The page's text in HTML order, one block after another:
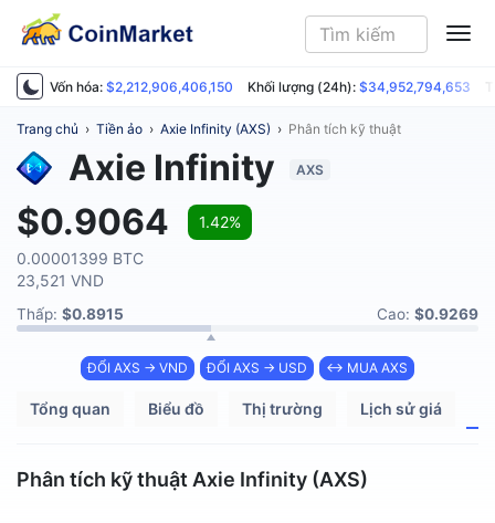
Vốn hóa: $2,212,906,406,150 Khối lượng (24h): $34,952,794,653
Trang chủ › Tiền ảo › Axie Infinity (AXS) › Phân tích kỹ thuật
Axie Infinity AXS
$0.9064
1.42%
0.00001399 BTC
23,521 VND
Thấp: $0.8915 Cao: $0.9269
ĐỔI AXS → VND ĐỔI AXS → USD ↔ MUA AXS
Tổng quan Biểu đồ Thị trường Lịch sử giá
Phân tích kỹ thuật Axie Infinity (AXS)